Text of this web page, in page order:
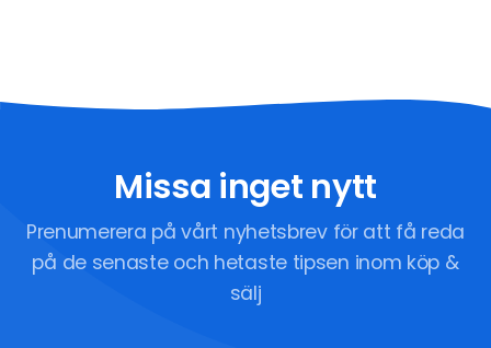
Missa inget nytt
Prenumerera på vårt nyhetsbrev för att få reda
på de senaste och hetaste tipsen inom köp &
sälj